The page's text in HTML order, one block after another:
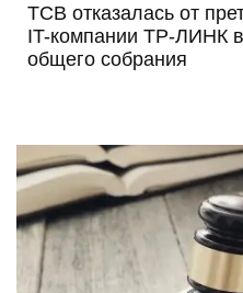
ТСВ отказалась от
IT-компании ТР-ЛИНК
общего собрания